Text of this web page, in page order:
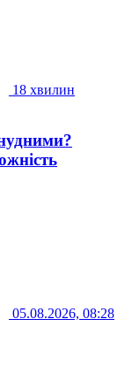
18 хвилин
05.08.2026, 08:28